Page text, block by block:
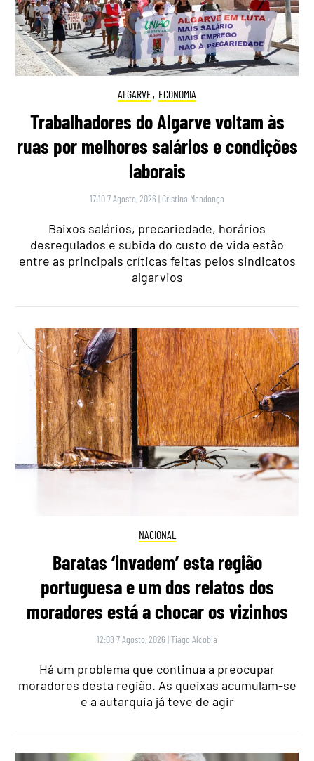
ALGARVE, ECONOMIA
Trabalhadores do Algarve voltam às
ruas por melhores salários e condições
laborais
17:10 7 Agosto, 2026 | Cristina Mendonça
Baixos salários, precariedade, horários
desregulados e subida do custo de vida estão
entre as principais críticas feitas pelos sindicatos
algarvios
NACIONAL
Baratas ‘invadem’ esta região
portuguesa e um dos relatos dos
moradores está a chocar os vizinhos
12:08 7 Agosto, 2026 |Tiago Alcobia
Há um problema que continua a preocupar
moradores desta região. As queixas acumulam-se
e a autarquia já teve de agir